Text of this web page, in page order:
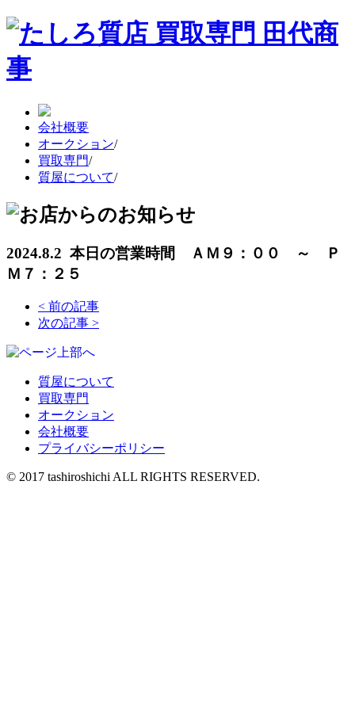
会社概要
オークション/
買取専門/
質屋について/
2024.8.2 本日の営業時間 ＡＭ９：００ ～ Ｐ
Ｍ７：２５
< 前の記事
次の記事 >
質屋について
買取専門
オークション
会社概要
プライバシーポリシー
© 2017 tashiroshichi ALL RIGHTS RESERVED.